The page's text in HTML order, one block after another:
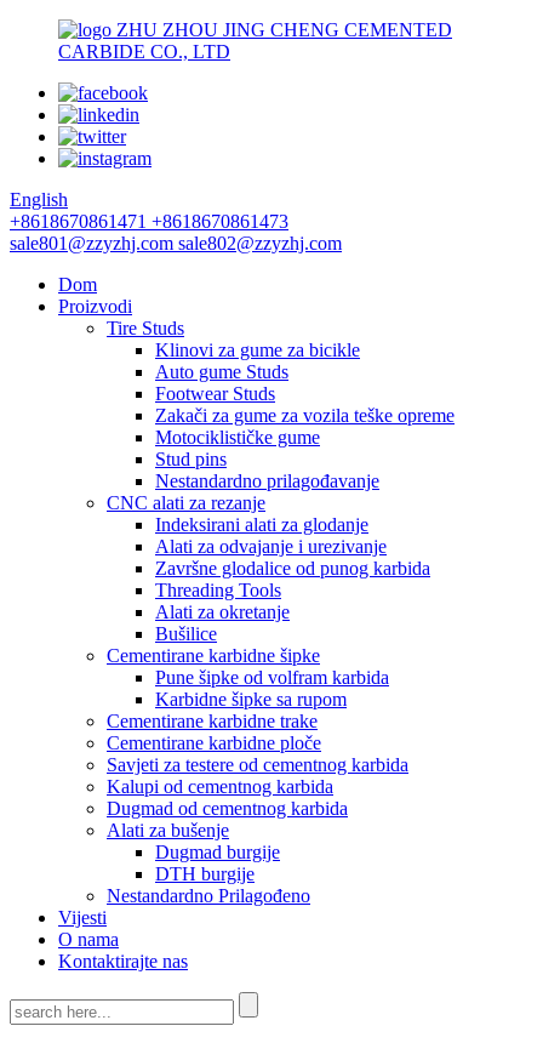
ZHU ZHOU JING CHENG CEMENTED
CARBIDE CO., LTD
English
+8618670861471 +8618670861473
sale801@zzyzhj.com sale802@zzyzhj.com
Dom
Proizvodi
Tire Studs
Klinovi za gume za bicikle
Auto gume Studs
Footwear Studs
Zakači za gume za vozila teške opreme
Motociklističke gume
Stud pins
Nestandardno prilagođavanje
CNC alati za rezanje
Indeksirani alati za glodanje
Alati za odvajanje i urezivanje
Završne glodalice od punog karbida
Threading Tools
Alati za okretanje
Bušilice
Cementirane karbidne šipke
Pune šipke od volfram karbida
Karbidne šipke sa rupom
Cementirane karbidne trake
Cementirane karbidne ploče
Savjeti za testere od cementnog karbida
Kalupi od cementnog karbida
Dugmad od cementnog karbida
Alati za bušenje
Dugmad burgije
DTH burgije
Nestandardno Prilagođeno
Vijesti
O nama
Kontaktirajte nas